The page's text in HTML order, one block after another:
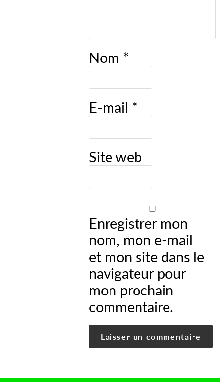
Nom *
E-mail *
Site web
Enregistrer mon
nom, mon e-mail
et mon site dans le
navigateur pour
mon prochain
commentaire.